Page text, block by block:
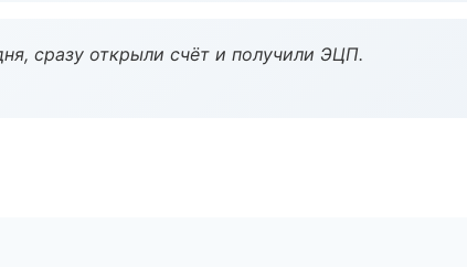
сразу открыли счёт и получили ЭЦП.